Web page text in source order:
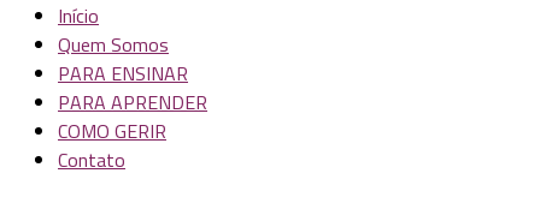
Início
Quem Somos
PARA ENSINAR
PARA APRENDER
COMO GERIR
Contato